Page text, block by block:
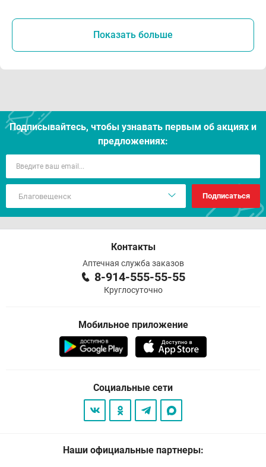
Показать больше
Подписывайтесь, чтобы узнавать первым об акцияx и
предложениях:
Подписаться
Контакты
Аптечная служба заказов
8-914-555-55-55
Круглосуточно
Мобильное приложение
Социальные сети
Наши официальные партнеры: